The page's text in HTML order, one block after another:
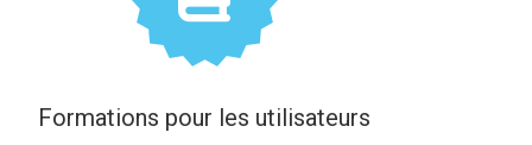
Formations pour les utilisateurs